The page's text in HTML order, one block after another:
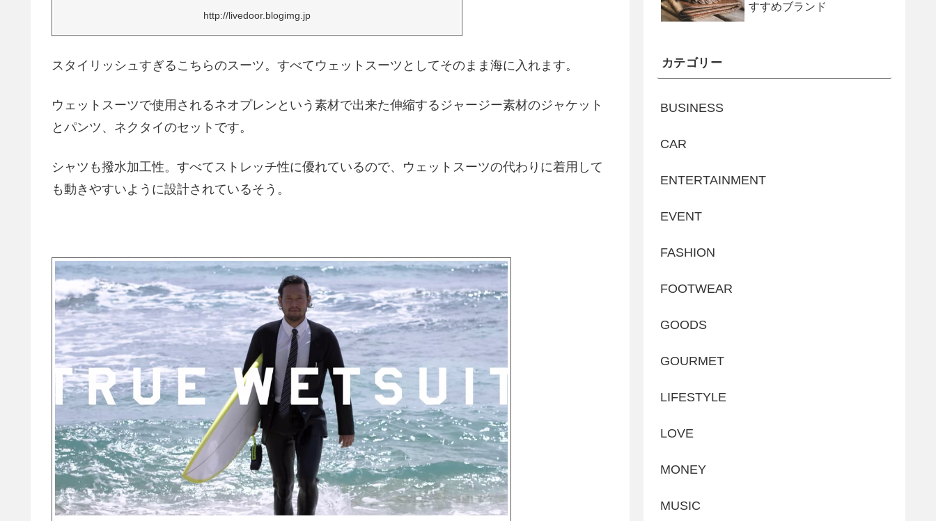
http://livedoor.blogimg.jp
スタイリッシュすぎるこちらのスーツ。すべてウェットスーツとしてそのまま海に入れます。
ウェットスーツで使用されるネオプレンという素材で出来た伸縮するジャージー素材のジャケット
とパンツ、ネクタイのセットです。
シャツも撥水加工性。すべてストレッチ性に優れているので、ウェットスーツの代わりに着用して
も動きやすいように設計されているそう。
すすめブランド
カテゴリー
BUSINESS
CAR
ENTERTAINMENT
EVENT
FASHION
FOOTWEAR
GOODS
GOURMET
LIFESTYLE
LOVE
MONEY
MUSIC